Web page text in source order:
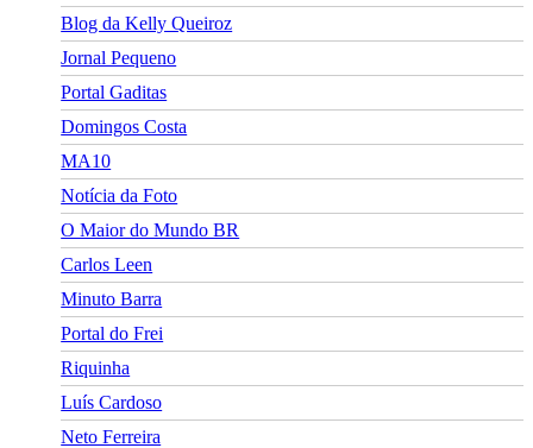
Blog da Kelly Queiroz
Jornal Pequeno
Portal Gaditas
Domingos Costa
MA10
Notícia da Foto
O Maior do Mundo BR
Carlos Leen
Minuto Barra
Portal do Frei
Riquinha
Luís Cardoso
Neto Ferreira